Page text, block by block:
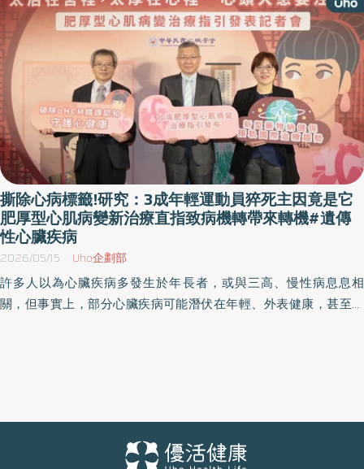
撕除心病標籤!研究：3成年輕運動員猝死主因竟是它
肥厚型心肌病變新治療直指致病機轉帶來轉機#遺傳
性心臟疾病
2026/05/15 Uho企劃部
許多人以為心臟疾病多發生於年長者，或與三高、慢性病息息相
關，但事實上，部分心臟疾病可能潛伏在年輕、外表健康，甚至熱
質，也期望更多患者能及早被發現、及早接受適切治療。 心臟疾病